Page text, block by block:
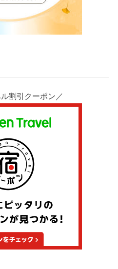
割引クーポン／